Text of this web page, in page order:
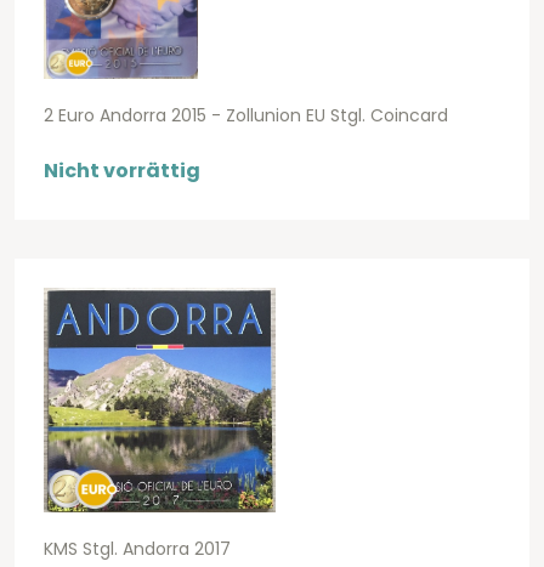
2 Euro Andorra 2015 - Zollunion EU Stgl. Coincard
Nicht vorrättig
KMS Stgl. Andorra 2017